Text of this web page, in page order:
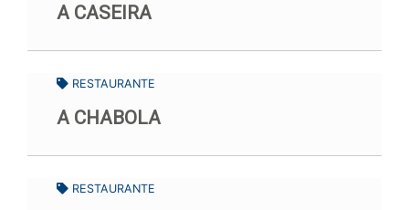
A CASEIRA
RESTAURANTE
A CHABOLA
RESTAURANTE